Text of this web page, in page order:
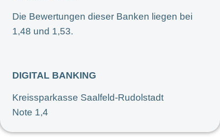
Die Bewertungen dieser Banken liegen bei
1,48 und 1,53.
DIGITAL BANKING
Kreissparkasse Saalfeld-Rudolstadt
Note 1,4